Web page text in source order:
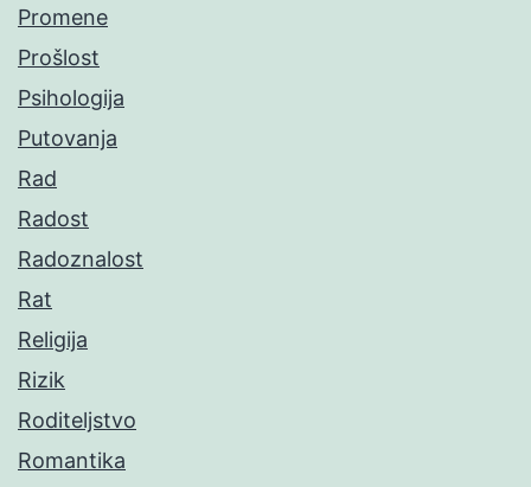
Promene
Prošlost
Psihologija
Putovanja
Rad
Radost
Radoznalost
Rat
Religija
Rizik
Roditeljstvo
Romantika